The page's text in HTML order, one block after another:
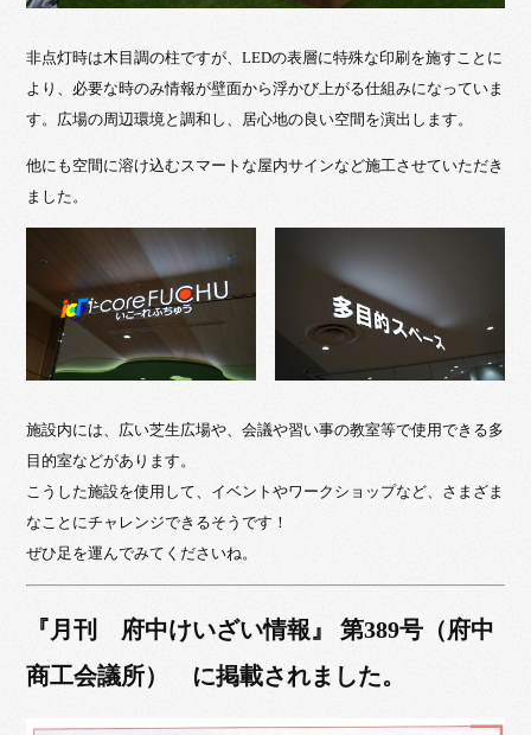
非点灯時は木目調の柱ですが、LEDの表層に特殊な印刷を施すことに
より、必要な時のみ情報が壁面から浮かび上がる仕組みになっていま
す。広場の周辺環境と調和し、居心地の良い空間を演出します。
他にも空間に溶け込むスマートな屋内サインなど施工させていただき
ました。
施設内には、広い芝生広場や、会議や習い事の教室等で使用できる多
目的室などがあります。
こうした施設を使用して、イベントやワークショップなど、さまざま
なことにチャレンジできるそうです！
ぜひ足を運んでみてくださいね。
『月刊 府中けいざい情報』 第389号（府中
商工会議所） に掲載されました。